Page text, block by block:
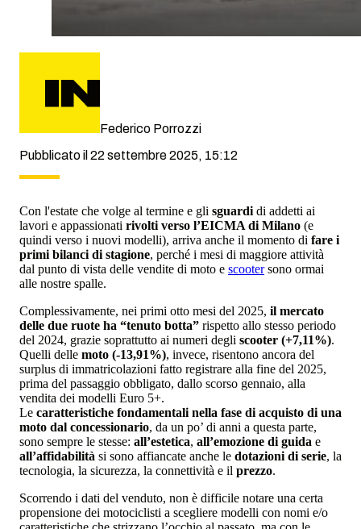
Federico Porrozzi
Pubblicato il 22 settembre 2025, 15:12
Con l'estate che volge al termine e gli sguardi di addetti ai
lavori e appassionati rivolti verso l’EICMA di Milano (e
quindi verso i nuovi modelli), arriva anche il momento di fare i
primi bilanci di stagione, perché i mesi di maggiore attività
dal punto di vista delle vendite di moto e scootersono ormai
alle nostre spalle.
Complessivamente, nei primi otto mesi del 2025, il mercato
delle due ruote ha “tenuto botta” rispetto allo stesso periodo
del 2024, grazie soprattutto ai numeri degli scooter (+7,11%).
Quelli delle moto (-13,91%), invece, risentono ancora del
surplus di immatricolazioni fatto registrare alla fine del 2025,
prima del passaggio obbligato, dallo scorso gennaio, alla
vendita dei modelli Euro 5+.
Le caratteristiche fondamentali nella fase di acquisto di una
moto dal concessionario, da un po’ di anni a questa parte,
sono sempre le stesse: all’estetica, all’emozione di guida e
all’affidabilità si sono affiancate anche le dotazioni di serie, la
tecnologia, la sicurezza, la connettività e il prezzo.
Scorrendo i dati del venduto, non è difficile notare una certa
propensione dei motociclisti a scegliere modelli con nomi e/o